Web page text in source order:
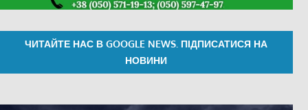
ЧИТАЙТЕ НАС В GOOGLE NEWS. ПІДПИСАТИСЯ НА
НОВИНИ